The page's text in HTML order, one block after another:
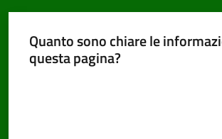
Servizi
Quanto sono chiare le
questa pagina?